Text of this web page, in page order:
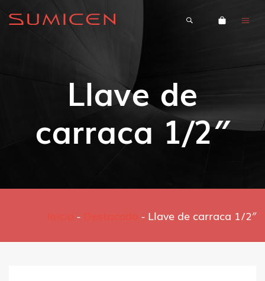
Llave de
carraca 1/2″
- - Llave de carraca 1/2″